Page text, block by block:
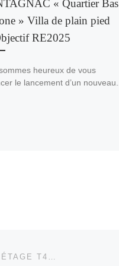
« Quartier Bas
» Villa de plain pied
RE2025
heureux de vous
le lancement d’un nouveau...
MONTAGNAC « QUARTIER BAS CARBONE » VILLA À ÉTAGE T4 OBJECTIF RE2025